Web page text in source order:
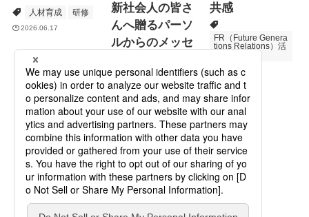
人材育成 研修
2026.06.17
新社会人の皆さ
んへ贈るパーソ
ルからのメッセ
Specialized Servic
es
プロモーション
共感
FR（Future Genera
tions Relations）活
次世代育成
2026.06.16